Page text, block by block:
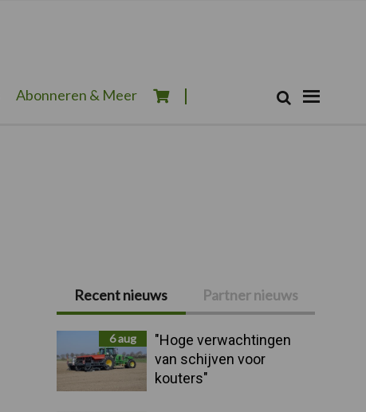
Abonneren & Meer Zoek
Primaire
Sidebar
Recent nieuws Partner nieuws
6 aug
"Hoge verwachtingen
van schijven voor
kouters"